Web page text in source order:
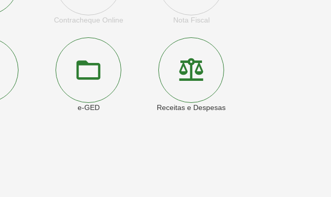
Contracheque Online Nota Fiscal
e-GED Receitas e Despesas